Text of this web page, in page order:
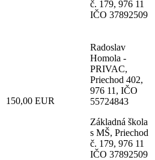
č. 179, 976 11
IČO 37892509
150,00 EUR
Radoslav
Homola -
PRIVAC,
Priechod 402,
976 11, IČO
55724843
Základná škola
s MŠ, Priechod
č. 179, 976 11
IČO 37892509